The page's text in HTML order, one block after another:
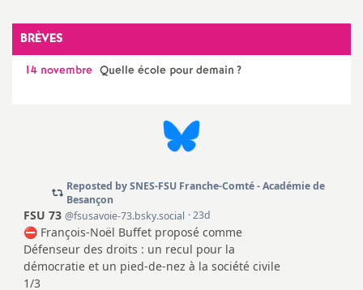
n
a
e
E
BRÈVES
14 novembre Quelle école pour demain ?